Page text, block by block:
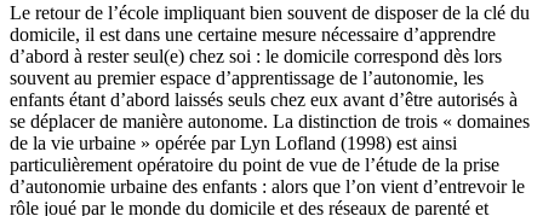
Le retour de l’école impliquant bien souvent de disposer de la clé du
domicile, il est dans une certaine mesure nécessaire d’apprendre
d’abord à rester seul(e) chez soi : le domicile correspond dès lors
souvent au premier espace d’apprentissage de l’autonomie, les
enfants étant d’abord laissés seuls chez eux avant d’être autorisés à
se déplacer de manière autonome. La distinction de trois « domaines
de la vie urbaine » opérée par Lyn Lofland (1998) est ainsi
particulièrement opératoire du point de vue de l’étude de la prise
d’autonomie urbaine des enfants : alors que l’on vient d’entrevoir le
rôle joué par le monde du domicile et des réseaux de parenté et